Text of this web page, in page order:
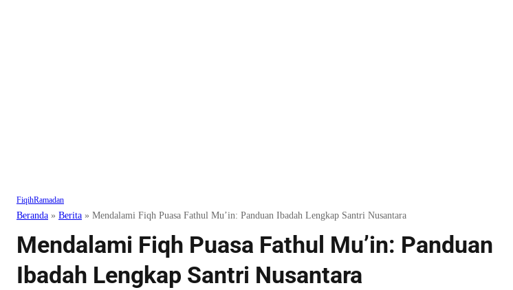
FiqihRamadan
Beranda » Berita » Mendalami Fiqh Puasa Fathul Mu’in: Panduan Ibadah Lengkap Santri Nusantara
Mendalami Fiqh Puasa Fathul Mu’in: Panduan
Ibadah Lengkap Santri Nusantara